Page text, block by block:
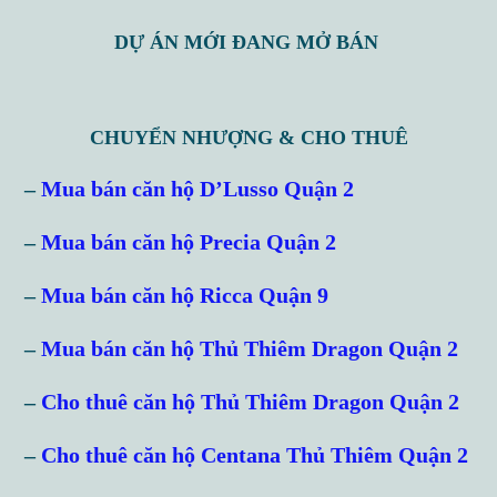
DỰ ÁN MỚI ĐANG MỞ BÁN
CHUYỂN NHƯỢNG & CHO THUÊ
–Mua bán căn hộ D’Lusso Quận 2
–Mua bán căn hộ Precia Quận 2
–Mua bán căn hộ Ricca Quận 9
–Mua bán căn hộ Thủ Thiêm Dragon Quận 2
– Cho thuê căn hộ Thủ Thiêm Dragon Quận 2
– Cho thuê căn hộ Centana Thủ Thiêm Quận 2